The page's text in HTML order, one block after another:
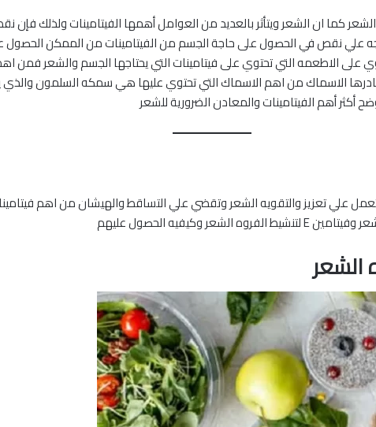
كما ان الشعر ويتأثر بالعديد من العوامل أهمها الفيتامينات ولذلك
علي نقص في الحصول على حاجة الجسم من الفيتامينات من الممكن الحصول
على الاطعمه التي تحتوي على فيتامينات التي يحتاجها الجسم والشعر فمن
التي تحتوي على أوميجا3 ومن أهم مصادرها الاسماك من اهم الاسماك التي تحتوي عليها هي سمكه
أهم الفيتامينات والمعادن الضرورية للشعر